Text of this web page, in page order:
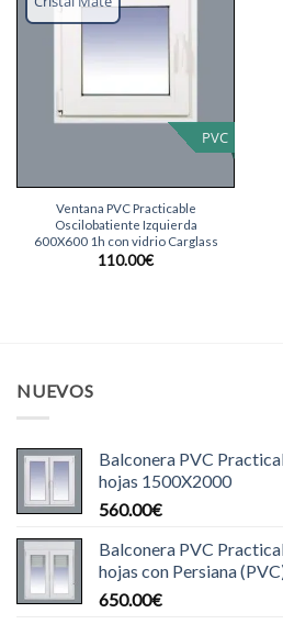
PVC
Ventana PVC Practicable
Oscilobatiente Izquierda
600X600 1h con vidrio Carglass
110.00€
NUEVOS
Balconera PVC
hojas 1500X2000
560.00€
Balconera PVC
hojas con Persiana
650.00€